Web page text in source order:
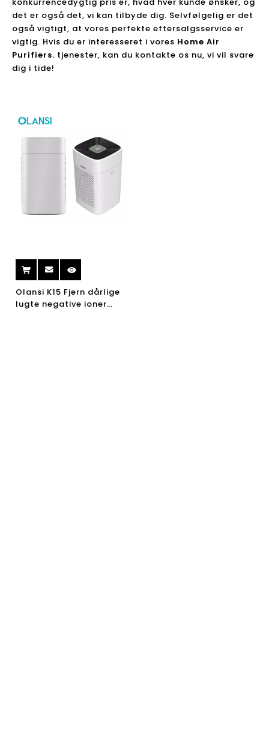
det er også det, vi kan tilbyde dig. Selvfølgelig er det
også vigtigt, at vores perfekte eftersalgsservice er
vigtig. Hvis du er interesseret i vores Home Air
Purifiers. tjenester, kan du kontakte os nu, vi vil svare
dig i tide!
Olansi K15 Fjern dårlige
lugte negative ioner